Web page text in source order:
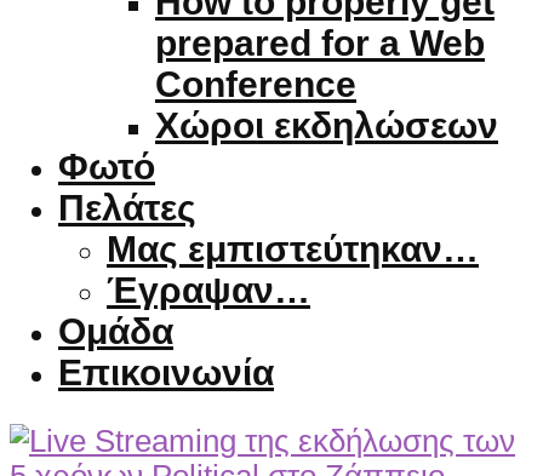
prepared for a Web
Conference
Χώροι εκδηλώσεων
Φωτό
Πελάτες
Μας εμπιστεύτηκαν…
Έγραψαν…
Ομάδα
Επικοινωνία